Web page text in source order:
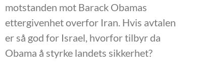
motstanden mot Barack Obamas
ettergivenhet overfor Iran. Hvis avtalen
er så god for Israel, hvorfor tilbyr da
Obama å styrke landets sikkerhet?